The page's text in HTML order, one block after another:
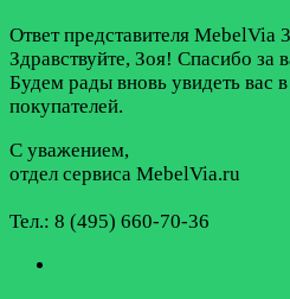
Ответ представителя MebelVia
Здравствуйте, Зоя! Спасибо за
Будем рады вновь увидеть вас
покупателей.
С уважением,
отдел сервиса MebelVia.ru
Тел.: 8 (495) 660-70-36